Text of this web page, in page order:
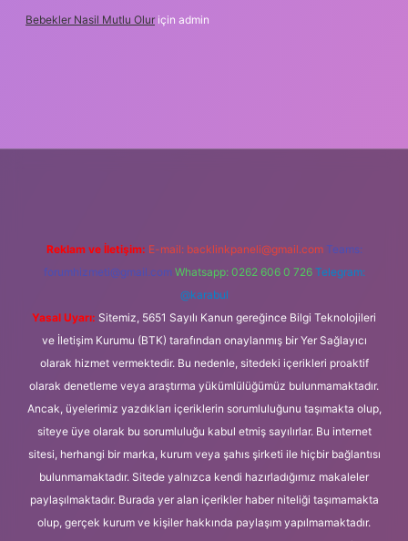
Bebekler Nasil Mutlu Olur için admin
Reklam ve İletişim: E-mail: backlinkpaneli@gmail.com Teams:
forumhizmeti@gmail.com Whatsapp: 0262 606 0 726 Telegram:
@karabul
Yasal Uyarı: Sitemiz, 5651 Sayılı Kanun gereğince Bilgi Teknolojileri
ve İletişim Kurumu (BTK) tarafından onaylanmış bir Yer Sağlayıcı
olarak hizmet vermektedir. Bu nedenle, sitedeki içerikleri proaktif
olarak denetleme veya araştırma yükümlülüğümüz bulunmamaktadır.
Ancak, üyelerimiz yazdıkları içeriklerin sorumluluğunu taşımakta olup,
siteye üye olarak bu sorumluluğu kabul etmiş sayılırlar. Bu internet
sitesi, herhangi bir marka, kurum veya şahıs şirketi ile hiçbir bağlantısı
bulunmamaktadır. Sitede yalnızca kendi hazırladığımız makaleler
paylaşılmaktadır. Burada yer alan içerikler haber niteliği taşımamakta
olup, gerçek kurum ve kişiler hakkında paylaşım yapılmamaktadır.